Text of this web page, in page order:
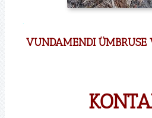
.
VUNDAMENDI ÜMBRUSE